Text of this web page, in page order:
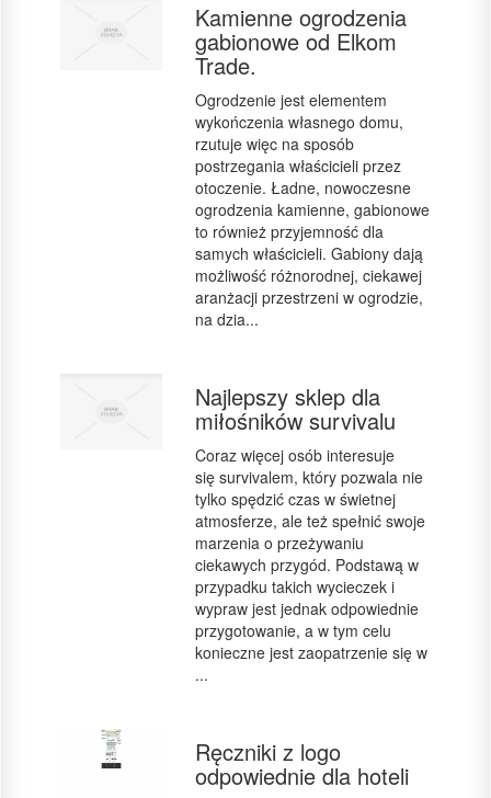
Kamienne ogrodzenia
gabionowe od Elkom
Trade.
Ogrodzenie jest elementem
wykończenia własnego domu,
rzutuje więc na sposób
postrzegania właścicieli przez
otoczenie. Ładne, nowoczesne
ogrodzenia kamienne, gabionowe
to również przyjemność dla
samych właścicieli. Gabiony dają
możliwość różnorodnej, ciekawej
aranżacji przestrzeni w ogrodzie,
na dzia...
Najlepszy sklep dla
miłośników survivalu
Coraz więcej osób interesuje
się survivalem, który pozwala nie
tylko spędzić czas w świetnej
atmosferze, ale też spełnić swoje
marzenia o przeżywaniu
ciekawych przygód. Podstawą w
przypadku takich wycieczek i
wypraw jest jednak odpowiednie
przygotowanie, a w tym celu
konieczne jest zaopatrzenie się w
...
Ręczniki z logo
odpowiednie dla hoteli